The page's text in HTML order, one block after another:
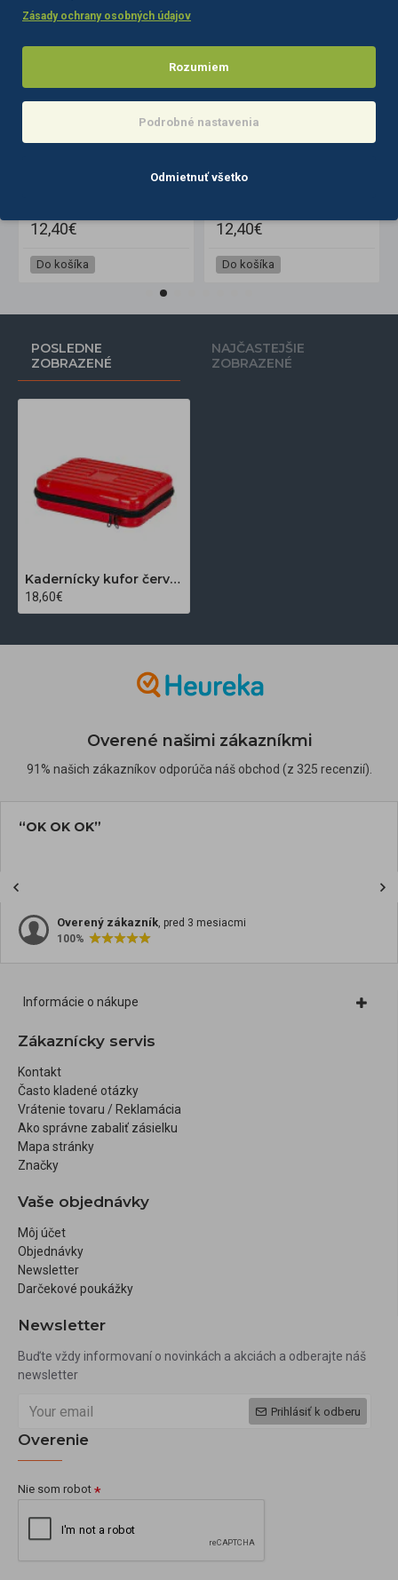
12,40€
Do košíka
12,40€
Do košíka
POSLEDNE
ZOBRAZENÉ
NAJČASTEJŠIE
ZOBRAZENÉ
Kadernícky kufor červený
18,60€
Overené našimi zákazníkmi
91% našich zákazníkov odporúča náš obchod (z 325 recenzií).
“OK OK OK”
Overený zákazník, pred 3 mesiacmi
100%
Informácie o nákupe
Zákaznícky servis
Kontakt
Často kladené otázky
Vrátenie tovaru / Reklamácia
Ako správne zabaliť zásielku
Mapa stránky
Značky
Vaše objednávky
Môj účet
Objednávky
Newsletter
Darčekové poukážky
Newsletter
Buďte vždy informovaní o novinkách a akciách a odberajte náš
newsletter
Prihlásiť k odberu
Overenie
Nie som robot
Zásady ochrany osobných údajov
Rozumiem
Podrobné nastavenia
Odmietnuť všetko